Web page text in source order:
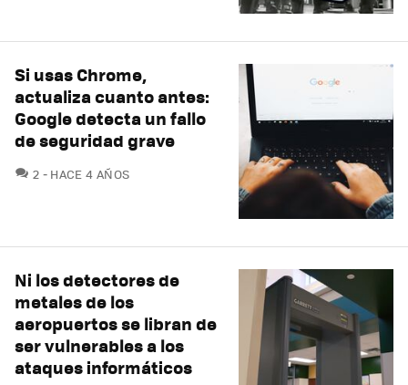
Si usas Chrome,
actualiza cuanto antes:
Google detecta un fallo
de seguridad grave
2 COMENTARIOS
HACE 4 AÑOS
Ni los detectores de
metales de los
aeropuertos se libran de
ser vulnerables a los
ataques informáticos